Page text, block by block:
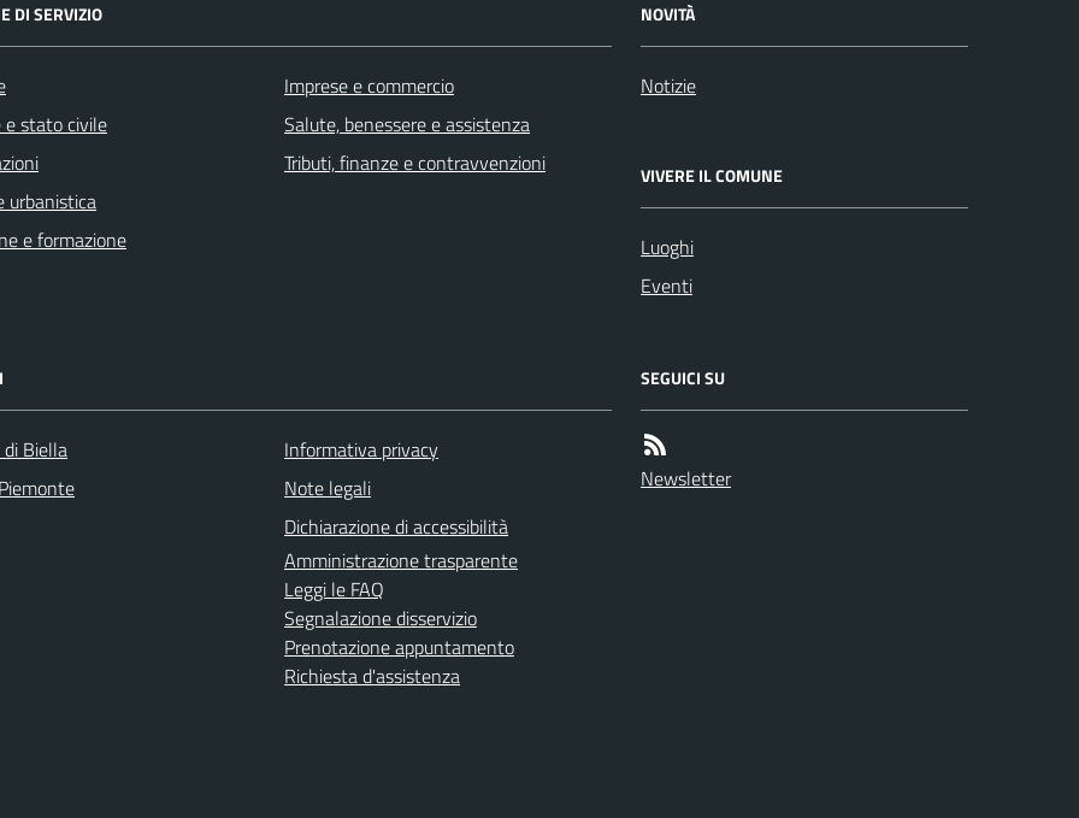
DI SERVIZIO
e stato civile
urbanistica
e formazione
Imprese e commercio
Salute, benessere e assistenza
Tributi, finanze e contravvenzioni
NOVITÀ
Notizie
VIVERE IL COMUNE
Luoghi
Eventi
Biella
Informativa privacy
Note legali
Dichiarazione di accessibilità
Amministrazione trasparente
Leggi le FAQ
Segnalazione disservizio
Prenotazione appuntamento
Richiesta d'assistenza
SEGUICI SU
Newsletter